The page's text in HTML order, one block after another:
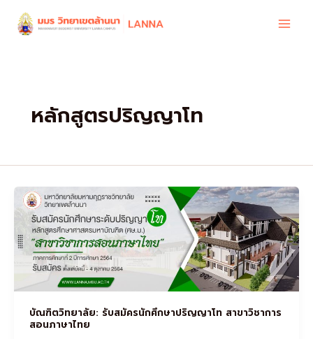
หลักสูตรปริญญาโท
บัณฑิตวิทยาลัย: รับสมัครนักศึกษาปริญญาโท สาขาวิชาการ
สอนภาษาไทย